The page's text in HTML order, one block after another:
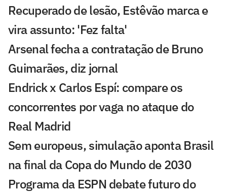
Recuperado de lesão, Estêvão marca e
vira assunto: 'Fez falta'
Arsenal fecha a contratação de Bruno
Guimarães, diz jornal
Endrick x Carlos Espí: compare os
concorrentes por vaga no ataque do
Real Madrid
Sem europeus, simulação aponta Brasil
na final da Copa do Mundo de 2030
Programa da ESPN debate futuro do